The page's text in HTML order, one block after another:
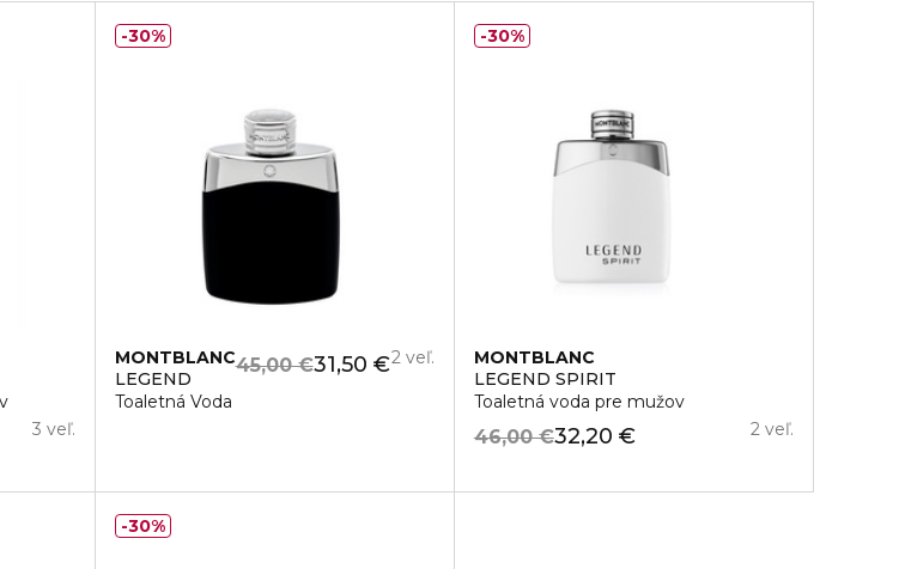
3 veľ.
MONTBLANC
LEGEND
Toaletná Voda
31,50 €
45,00 € 2 veľ.
30%
MONTBLANC
LEGEND SPIRIT
Toaletná voda pre mužov
32,20 €
46,00 € 2 veľ.
30%
30%